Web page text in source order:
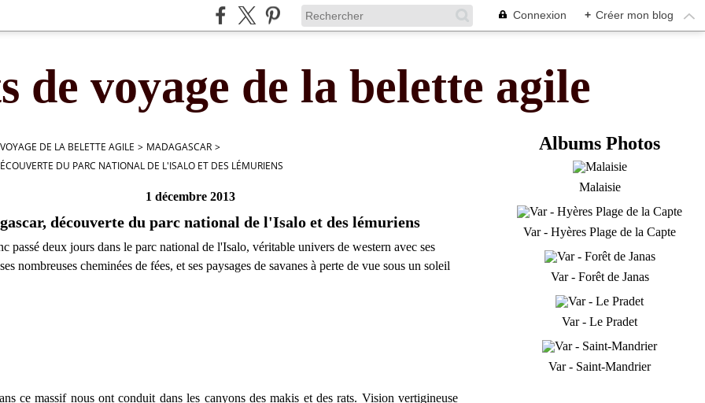
Connexion + Créer mon blog
de voyage de la belette agile
DE LA BELETTE AGILE > MADAGASCAR >
DU PARC NATIONAL DE L'ISALO ET DES LÉMURIENS
1 décembre 2013
découverte du parc national de l'Isalo et des lémuriens
passé deux jours dans le parc national de l'Isalo, véritable univers de western avec ses
nombreuses cheminées de fées, et ses paysages de savanes à perte de vue sous un soleil
ce massif nous ont conduit dans les canyons des makis et des rats. Vision vertigineuse
Albums Photos
Malaisie
Var - Hyères Plage de la Capte
Var - Forêt de Janas
Var - Le Pradet
Var - Saint-Mandrier